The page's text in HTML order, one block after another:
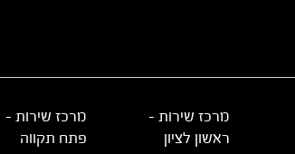
מרכז שירות –
ראשון לציון
מרכז שירות –
פתח תקווה